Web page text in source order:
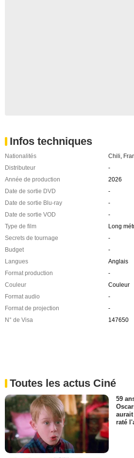
Infos techniques
Nationalités Chili,
Distributeur
-
Année de production
2026
Date de sortie DVD
-
Date de sortie Blu-ray
-
Date de sortie VOD
-
Type de film
Long
Secrets de tournage
-
Budget
-
Langues
Anglais
Format production
-
Couleur
Couleur
Format audio
-
Format de projection
-
N° de Visa
147650
Toutes les actus Ciné
59
raté